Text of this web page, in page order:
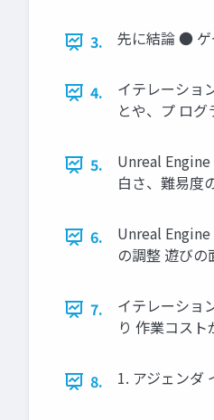
3. 先に結論 ● ゲ
4.
イテレーショ
とや、プ ロ
5.
Unreal
白さ、難易度
6.
Unreal
の調整 遊び
7.
イテレーショ
り 作業コス
8. 1. アジェンダ